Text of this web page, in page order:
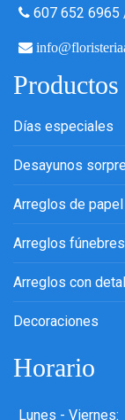
607 652 6965
Productos
Días especiales
Desayunos
Arreglos de papel
Arreglos fúnebres
Arreglos con
Decoraciones
Horario
Lunes - Viernes: